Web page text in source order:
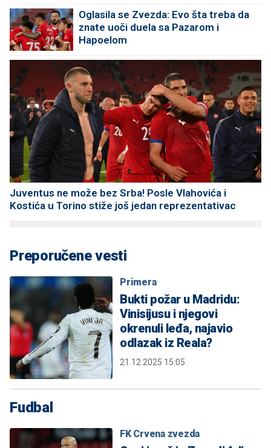
Oglasila se Zvezda: Evo šta treba da
znate uoči duela sa Pazarom i
Hapoelom
Juventus ne može bez Srba! Posle Vlahovića i
Kostića u Torino stiže još jedan reprezentativac
Preporučene vesti
Primera
Bukti požar u Madridu:
Vinisijusu i njegovi
okrenuli leđa, najavio
odlazak iz Reala?
21.12.2025 15:05
Fudbal
FK Crvena zvezda